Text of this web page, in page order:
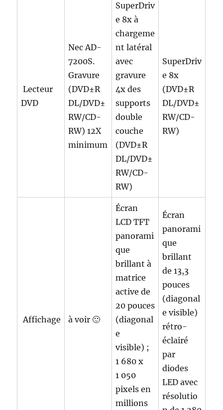
Lecteur
DVD
Nec AD-
7200S.
Gravure
(DVD±R
DL/DVD±
RW/CD-
RW) 12X
minimum
SuperDriv
e 8x à
chargeme
nt latéral
avec
gravure
4x des
supports
double
couche
(DVD±R
DL/DVD±
RW/CD-
RW)
SuperDriv
e 8x
(DVD±R
DL/DVD±
RW/CD-
RW)
Affichage à voir 🙂
Écran
LCD TFT
panorami
que
brillant à
matrice
active de
20 pouces
(diagonal
e
visible) ;
1 680 x
1 050
pixels en
millions
Écran
panorami
que
brillant
de 13,3
pouces
(diagonal
e visible)
rétro-
éclairé
par
diodes
LED avec
résolutio